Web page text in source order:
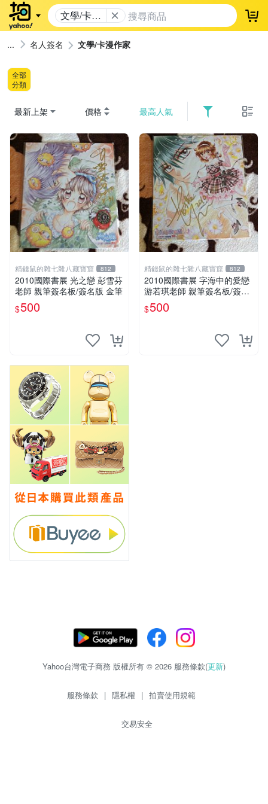
文學/卡漫
作家
登
名人簽名 文學/卡漫作家
全部
分類
最新上架 價格 最高人氣
精錢鼠的雜七雜八藏寶窟 812
2010國際書展 光之戀 彭雪芬
老師 親筆簽名板/簽名版 金筆
$500
精錢鼠的雜七雜八藏寶窟 812
2010國際書展 字海中的愛戀
游若琪老師 親筆簽名板/簽名
版 金筆
$500
Yahoo台灣電子商務 版權所有 © 2026 服務條款(更新)
服務條款 | 隱私權 | 拍賣使用規範
交易安全